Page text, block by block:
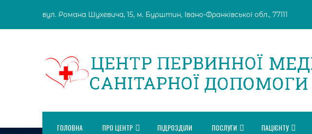
content
вул. Романа Шухевича, 15, м. Бурштин, Івано-Франківської обл., 77111
ГОЛОВНА ПРО ЦЕНТР ПІДРОЗДІЛИ ПОСЛУГИ ПАЦІЄНТУ